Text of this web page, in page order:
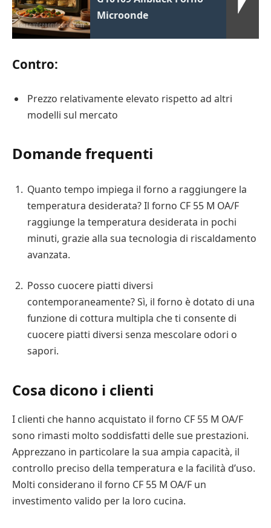
Microonde
Contro:
Prezzo relativamente elevato rispetto ad altri
modelli sul mercato
Domande frequenti
Quanto tempo impiega il forno a raggiungere la
temperatura desiderata? Il forno CF 55 M OA/F
raggiunge la temperatura desiderata in pochi
minuti, grazie alla sua tecnologia di riscaldamento
avanzata.
Posso cuocere piatti diversi
contemporaneamente? Sì, il forno è dotato di una
funzione di cottura multipla che ti consente di
cuocere piatti diversi senza mescolare odori o
sapori.
Cosa dicono i clienti
I clienti che hanno acquistato il forno CF 55 M OA/F
sono rimasti molto soddisfatti delle sue prestazioni.
Apprezzano in particolare la sua ampia capacità, il
controllo preciso della temperatura e la facilità d’uso.
Molti considerano il forno CF 55 M OA/F un
investimento valido per la loro cucina.